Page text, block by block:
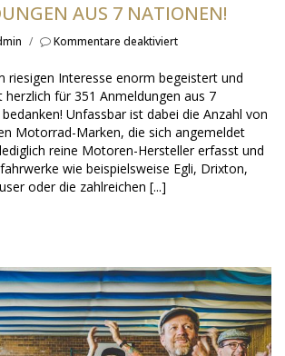
AUS 7 NATIONEN!
/ Kommentare deaktiviertfür
Anmeldungen
aus
7
Nationen!
riesigen Interesse enorm begeistert und
für 351 Anmeldungen aus 7
Unfassbar ist dabei die Anzahl von
Motorrad-Marken, die sich angemeldet
reine Motoren-Hersteller erfasst und
wie beispielsweise Egli, Drixton,
oder die zahlreichen [...]